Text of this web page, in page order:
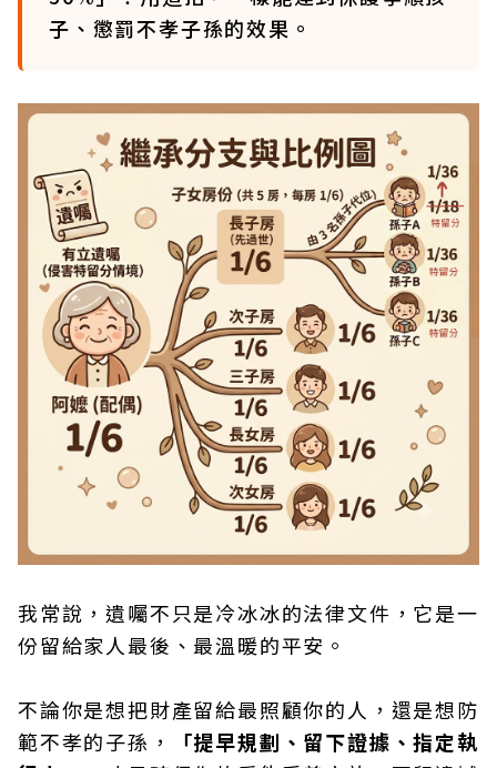
子、懲罰不孝子孫的效果。
我常說，遺囑不只是冷冰冰的法律文件，它是一
份留給家人最後、最溫暖的平安。
不論你是想把財產留給最照顧你的人，還是想防
範不孝的子孫，
「提早規劃、留下證據、指定執